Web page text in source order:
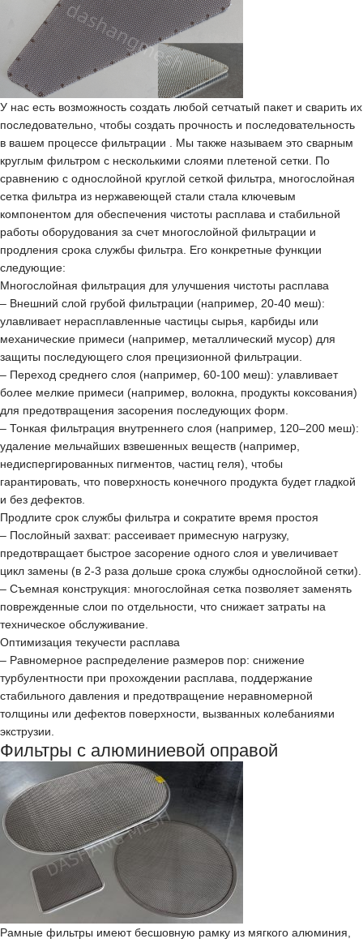
У нас есть возможность создать любой сетчатый пакет и сварить их
последовательно, чтобы создать прочность и последовательность
в вашем процессе фильтрации . Мы также называем это сварным
круглым фильтром с несколькими слоями плетеной сетки. По
сравнению с однослойной круглой сеткой фильтра, многослойная
сетка фильтра из нержавеющей стали стала ключевым
компонентом для обеспечения чистоты расплава и стабильной
работы оборудования за счет многослойной фильтрации и
продления срока службы фильтра. Его конкретные функции
следующие:
Многослойная фильтрация для улучшения чистоты расплава
– Внешний слой грубой фильтрации (например, 20-40 меш):
улавливает нерасплавленные частицы сырья, карбиды или
механические примеси (например, металлический мусор) для
защиты последующего слоя прецизионной фильтрации.
– Переход среднего слоя (например, 60-100 меш): улавливает
более мелкие примеси (например, волокна, продукты коксования)
для предотвращения засорения последующих форм.
– Тонкая фильтрация внутреннего слоя (например, 120–200 меш):
удаление мельчайших взвешенных веществ (например,
недиспергированных пигментов, частиц геля), чтобы
гарантировать, что поверхность конечного продукта будет гладкой
и без дефектов.
Продлите срок службы фильтра и сократите время простоя
– Послойный захват: рассеивает примесную нагрузку,
предотвращает быстрое засорение одного слоя и увеличивает
цикл замены (в 2-3 раза дольше срока службы однослойной сетки).
– Съемная конструкция: многослойная сетка позволяет заменять
поврежденные слои по отдельности, что снижает затраты на
техническое обслуживание.
Оптимизация текучести расплава
– Равномерное распределение размеров пор: снижение
турбулентности при прохождении расплава, поддержание
стабильного давления и предотвращение неравномерной
толщины или дефектов поверхности, вызванных колебаниями
экструзии.
Фильтры с алюминиевой оправой
Рамные фильтры имеют бесшовную рамку из мягкого алюминия,